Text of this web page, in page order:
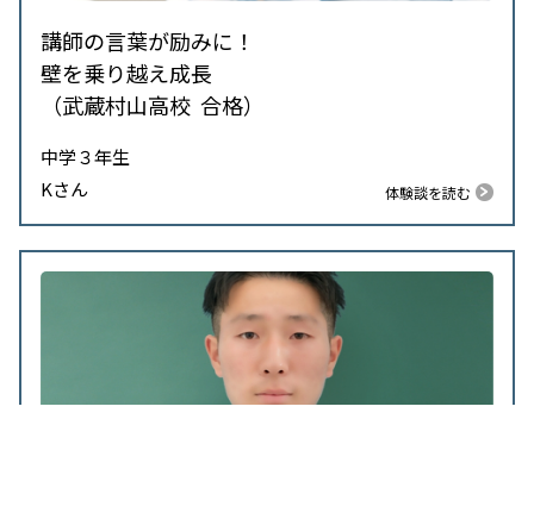
講師の言葉が励みに！
壁を乗り越え成長
（武蔵村山高校 合格）
中学３年生
Kさん
体験談を読む